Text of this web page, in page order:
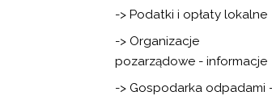
-> Podatki i opłaty lokalne
-> Organizacje
pozarządowe - informacje
-> Gospodarka odpadami